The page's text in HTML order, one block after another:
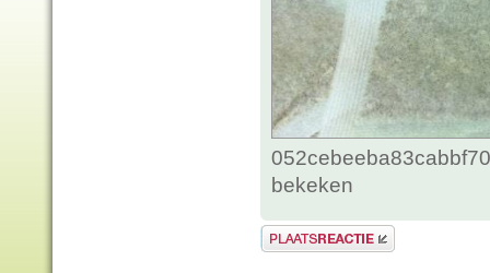
bekeken
Plaats een reactie